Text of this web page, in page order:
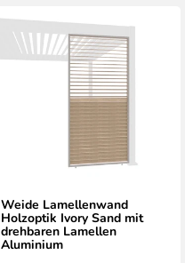
Weide Lamellenwand
Holzoptik Ivory Sand mit
drehbaren Lamellen
Aluminium